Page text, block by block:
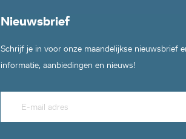
Nieuwsbrief
Schrijf je in voor onze maandelijkse nieuwsbrief
informatie, aanbiedingen en nieuws!